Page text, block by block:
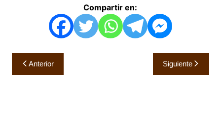
Compartir en:
Navegación
de
Anterior Siguiente